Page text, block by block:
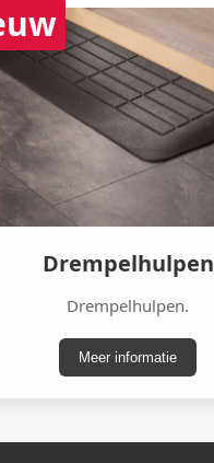
Drempelhulpen
Drempelhulpen.
Meer informatie